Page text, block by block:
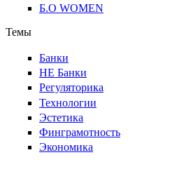
Б.О WOMEN
Темы
Банки
НЕ Банки
Регуляторика
Технологии
Эстетика
Финграмотность
Экономика